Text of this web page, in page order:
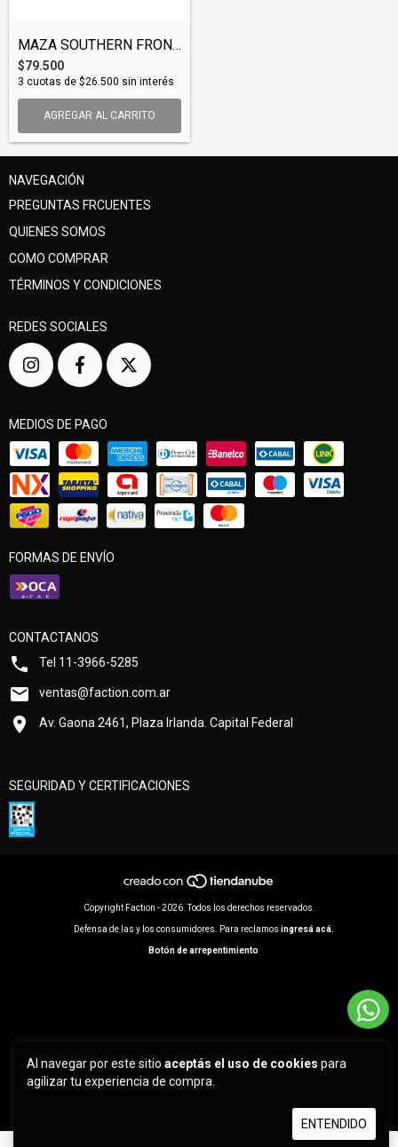
Al navegar por este sitio aceptás el uso de cookies para
agilizar tu experiencia de compra.
ENTENDIDO
MAZA SOUTHERN FRONT CLASSIC SB (HUBSOU00...
$79.500
3 cuotas de $26.500 sin interés
AGREGAR AL CARRITO
NAVEGACIÓN
PREGUNTAS FRCUENTES
QUIENES SOMOS
COMO COMPRAR
TÉRMINOS Y CONDICIONES
REDES SOCIALES
MEDIOS DE PAGO
FORMAS DE ENVÍO
CONTACTANOS
Tel 11-3966-5285
ventas@faction.com.ar
Av. Gaona 2461, Plaza Irlanda. Capital Federal
SEGURIDAD Y CERTIFICACIONES
Copyright Faction - 2026. Todos los derechos reservados.
Defensa de las y los consumidores. Para reclamos ingresá acá.
Botón de arrepentimiento